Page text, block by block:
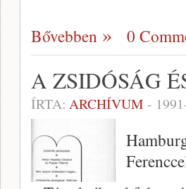
Bővebben 0
A ZSIDÓSÁG
ÍRTA: ARCHÍVUM -